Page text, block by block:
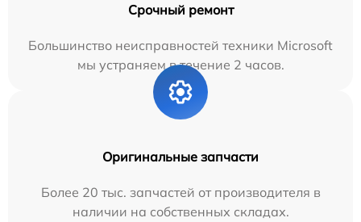
Срочный ремонт
Большинство неисправностей техники Microsoft
мы устраняем в течение 2 часов.
Оригинальные запчасти
Более 20 тыс. запчастей от производителя в
наличии на собственных складах.